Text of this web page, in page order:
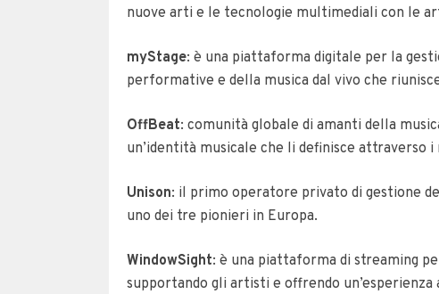
nuove arti e le tecnologie multimediali con le
myStage: è una piattaforma digitale per la
performative e della musica dal vivo che
OffBeat: comunità globale di amanti della
un’identità musicale che li definisce attraverso i
Unison: il primo operatore privato di gestione
uno dei tre pionieri in Europa.
WindowSight: è una piattaforma di streaming
supportando gli artisti e offrendo